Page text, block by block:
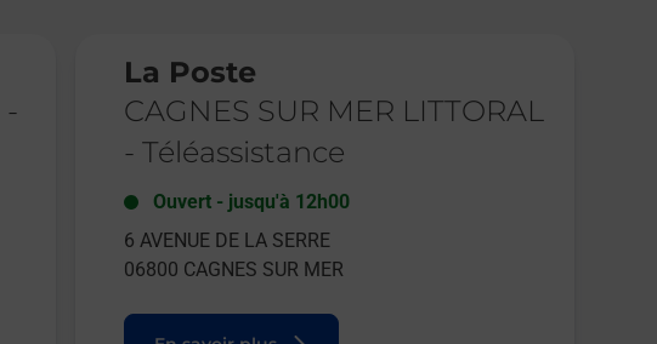
-
La Poste
CAGNES SUR MER LITTORAL
- Téléassistance
Ouvert- jusqu'à 12h00
6 AVENUE DE LA SERRE
06800 CAGNES SUR MER